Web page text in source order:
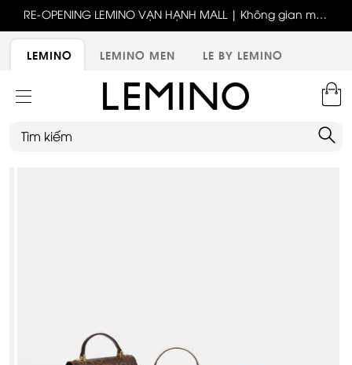
RE-OPENING LEMINO VẠN HẠNH MALL | Không gian mới,
trải nghiệm mới, ưu đãi tri ân đặc biệt
LEMINO
LEMINO MEN LE BY LEMINO